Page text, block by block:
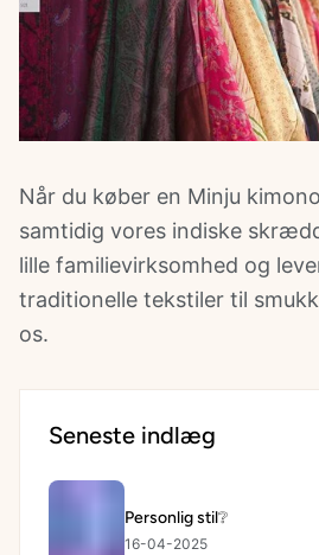
Når du køber en Minju kimono
samtidig vores indiske
lille familievirksomhed og
traditionelle tekstiler til
os.
Seneste indlæg
Personlig stil❔
16-04-2025